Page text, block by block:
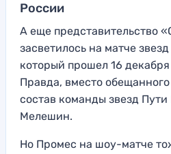
России
А еще представительство
засветилось на матче
который прошел 16
Правда, вместо
состав команды звезд
Мелешин.
Но Промес на шоу-матче